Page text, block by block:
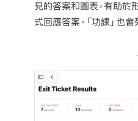
見的答案和圖表，有助於
式回應答案。「功課」也